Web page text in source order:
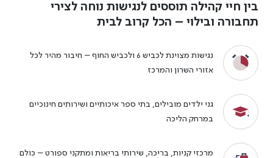
בין חיי קהילה תוססים לנגישות נוחה לצירי
תחבורה ובילוי – הכל קרוב לבית
נגישות מצוינת לכביש 6 ולכביש החוף – חיבור מהיר לכל
אזורי השרון והמרכז
גני ילדים מובילים, בתי ספר איכותיים ושירותים חינוכיים
במרחק הליכה
מרכזי קניות, בריכה, שירותי בריאות ומתקני ספורט – כולם